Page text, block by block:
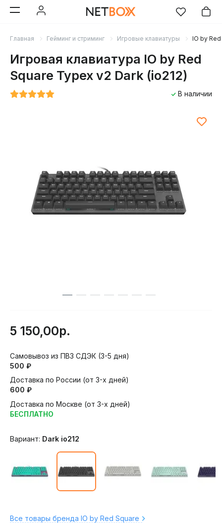
Главная Гейминг и стриминг Игровые клавиатуры IO by
Игровая клавиатура IO by Red
Square Typex v2 Dark (io212)
В наличии
5 150,00р.
Самовывоз из ПВЗ СДЭК (3-5 дня)
500 ₽
Доставка по России (от 3-х дней)
600 ₽
Доставка по Москве (от 3-х дней)
БЕСПЛАТНО
Вариант: Dark io212
Все товары бренда IO by Red Square